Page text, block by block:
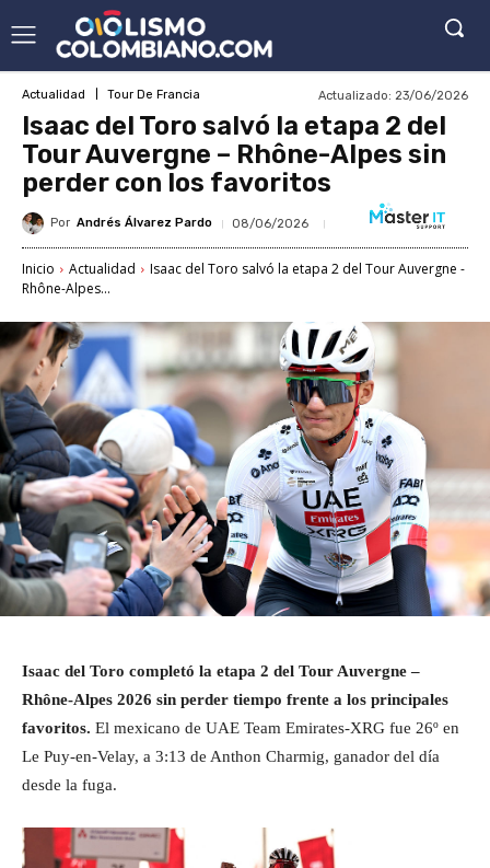
Actualidad Tour De Francia Actualizado: 23/06/2026
Isaac del Toro salvó la etapa 2 del
Tour Auvergne – Rhône-Alpes sin
perder con los favoritos
Por Andrés Álvarez Pardo 08/06/2026
Inicio Actualidad
Isaac del Toro salvó la etapa 2 del Tour Auvergne -
Rhône-Alpes...
Isaac del Toro completó la etapa 2 del Tour Auvergne –
Rhône-Alpes 2026 sin perder tiempo frente a los principales
favoritos. El mexicano de UAE Team Emirates-XRG fue 26º en
Le Puy-en-Velay, a 3:13 de Anthon Charmig, ganador del día
desde la fuga.